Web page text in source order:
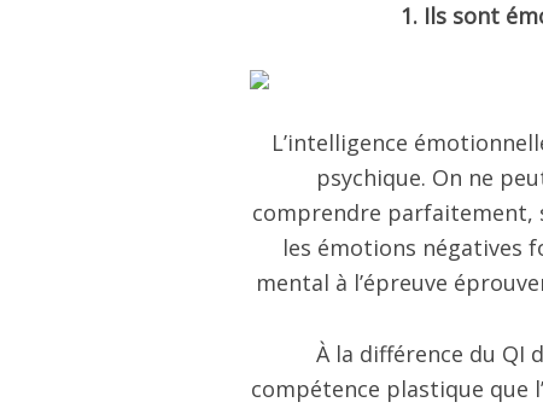
1. Ils sont
L’intelligence
psychique. On ne
comprendre parfaitement,
les émotions négatives
mental à l’épreuve
À la différence du QI
compétence plastique que